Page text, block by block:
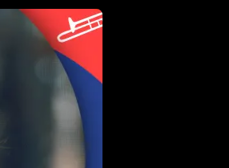
Összes rendezvény